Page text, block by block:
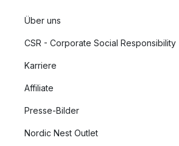
Über uns
CSR - Corporate Social Responsibility
Karriere
Affiliate
Presse-Bilder
Nordic Nest Outlet